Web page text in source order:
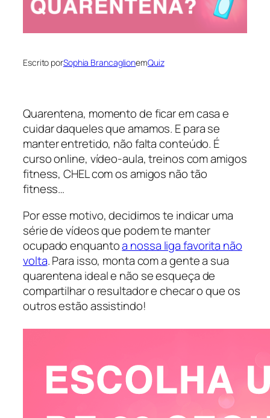
Escrito porSophia BrancaglionemQuiz
Quarentena, momento de ficar em casa e
cuidar daqueles que amamos. E para se
manter entretido, não falta conteúdo. É
curso online, vídeo-aula, treinos com amigos
fitness, CHEL com os amigos não tão
fitness…
Por esse motivo, decidimos te indicar uma
série de vídeos que podem te manter
ocupado enquantoa nossa liga favorita não
volta. Para isso, monta com a gente a sua
quarentena ideal e não se esqueça de
compartilhar o resultador e checar o que os
outros estão assistindo!